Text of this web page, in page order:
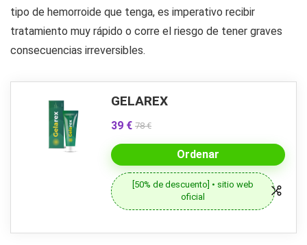
tipo de hemorroide que tenga, es imperativo recibir
tratamiento muy rápido o corre el riesgo de tener graves
consecuencias irreversibles.
GELAREX
39 € 78 €
Ordenar
[50% de descuento] • sitio web
oficial